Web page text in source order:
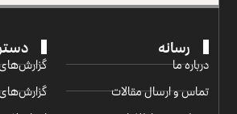
رسانه
درباره ما
تماس و ارسال مقالات